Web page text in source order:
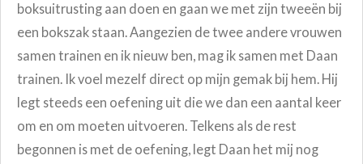
boksuitrusting aan doen en gaan we met zijn tweeën bij
een bokszak staan. Aangezien de twee andere vrouwen
samen trainen en ik nieuw ben, mag ik samen met Daan
trainen. Ik voel mezelf direct op mijn gemak bij hem. Hij
legt steeds een oefening uit die we dan een aantal keer
om en om moeten uitvoeren. Telkens als de rest
begonnen is met de oefening, legt Daan het mij nog